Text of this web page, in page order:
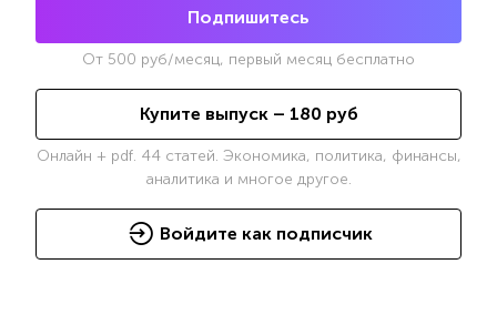
Подпишитесь
От 500 руб/месяц, первый месяц бесплатно
Купите выпуск – 180 руб
Онлайн + pdf. 44 статей. Экономика, политика, финансы,
аналитика и многое другое.
Войдите как подписчик